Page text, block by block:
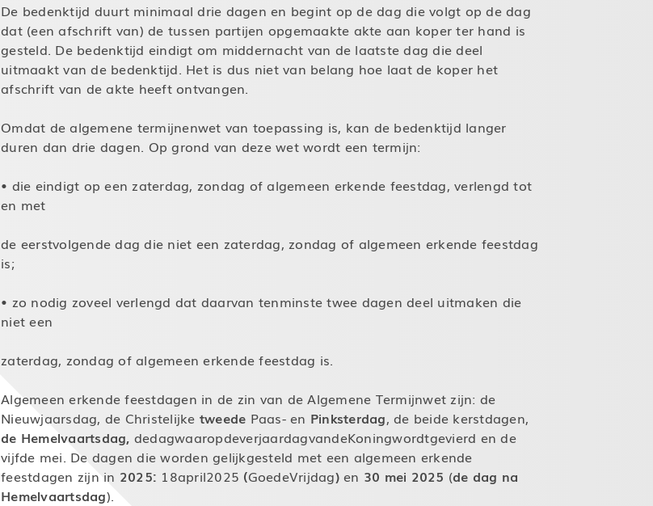
De bedenktijd duurt minimaal drie dagen en begint op de dag die volgt op de dag
dat (een afschrift van) de tussen partijen opgemaakte akte aan koper ter hand is
gesteld. De bedenktijd eindigt om middernacht van de laatste dag die deel
uitmaakt van de bedenktijd. Het is dus niet van belang hoe laat de koper het
afschrift van de akte heeft ontvangen.
Omdat de algemene termijnenwet van toepassing is, kan de bedenktijd langer
duren dan drie dagen. Op grond van deze wet wordt een termijn:
• die eindigt op een zaterdag, zondag of algemeen erkende feestdag, verlengd tot
en met
de eerstvolgende dag die niet een zaterdag, zondag of algemeen erkende feestdag
is;
• zo nodig zoveel verlengd dat daarvan tenminste twee dagen deel uitmaken die
niet een
zaterdag, zondag of algemeen erkende feestdag is.
Algemeen erkende feestdagen in de zin van de Algemene Termijnwet zijn: de
Nieuwjaarsdag, de Christelijke tweede Paas- en Pinksterdag, de beide kerstdagen,
de Hemelvaartsdag, dedagwaaropdeverjaardagvandeKoningwordtgevierd en de
vijfde mei. De dagen die worden gelijkgesteld met een algemeen erkende
feestdagen zijn in 2025: 18april2025 (GoedeVrijdag)en 30 mei 2025 (de dag na
Hemelvaartsdag).